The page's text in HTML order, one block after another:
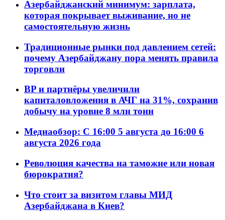
Азербайджанский минимум: зарплата,
которая покрывает выживание, но не
самостоятельную жизнь
Традиционные рынки под давлением сетей:
почему Азербайджану пора менять правила
торговли
BP и партнёры увеличили
капиталовложения в АЧГ на 31%, сохранив
добычу на уровне 8 млн тонн
Медиаобзор: С 16:00 5 августа до 16:00 6
августа 2026 года
Революция качества на таможне или новая
бюрократия?
Что стоит за визитом главы МИД
Азербайджана в Киев?